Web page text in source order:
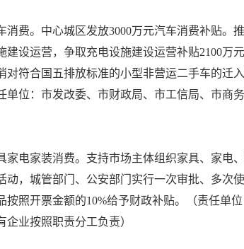
消费。中心城区发放3000万元汽车消费补贴
建设运营，争取充电设施建设运营补贴2100
对符合国五排放标准的小型非营运二手车的迁
单位：市发改委、市财政局、市工信局、市商
家电家装消费。支持市场主体组织家具、家电
动，城管部门、公安部门实行一次审批、多次
按照开票金额的10%给予财政补贴。（责任单
企业按照职责分工负责）